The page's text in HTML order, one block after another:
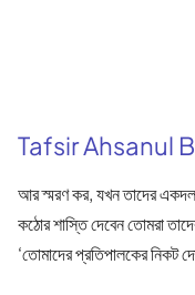
Tafsir Ahsanul
আর স্মরণ কর, যখন তাদের একদল
কঠোর শাস্তি দেবেন তোমরা
‘তোমাদের প্রতিপালকের নিকট